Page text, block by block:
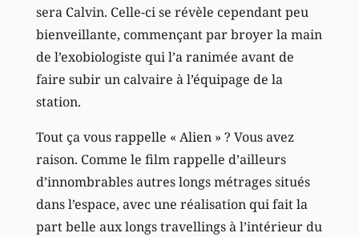
sera Calvin. Celle-ci se révèle cependant peu
bienveillante, commençant par broyer la main
de l’exobiologiste qui l’a ranimée avant de
faire subir un calvaire à l’équipage de la
station.
Tout ça vous rappelle « Alien » ? Vous avez
raison. Comme le film rappelle d’ailleurs
d’innombrables autres longs métrages situés
dans l’espace, avec une réalisation qui fait la
part belle aux longs travellings à l’intérieur du